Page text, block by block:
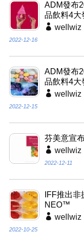
ADM發布
品飲料4大
wellwiz
2022-12-16
ADM發布
品飲料4大
wellwiz
2022-12-15
芬美意宣
wellwiz
2022-12-11
IFF推出
NEO™
wellwiz
2022-10-25